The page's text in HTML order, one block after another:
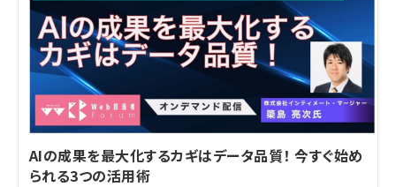
AIの成果を最大化するカギはデータ品質！ 今すぐ始め
られる3つの活用術